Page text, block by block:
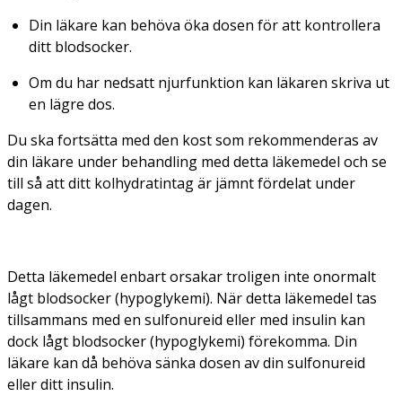
Din läkare kan behöva öka dosen för att kontrollera
ditt blodsocker.
Om du har nedsatt njurfunktion kan läkaren skriva ut
en lägre dos.
Du ska fortsätta med den kost som rekommenderas av
din läkare under behandling med detta läkemedel och se
till så att ditt kolhydratintag är jämnt fördelat under
dagen.
Detta läkemedel enbart orsakar troligen inte onormalt
lågt blodsocker (hypoglykemi). När detta läkemedel tas
tillsammans med en sulfonureid eller med insulin kan
dock lågt blodsocker (hypoglykemi) förekomma. Din
läkare kan då behöva sänka dosen av din sulfonureid
eller ditt insulin.